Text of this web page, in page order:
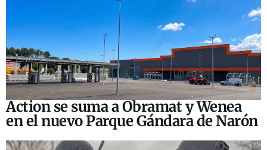
Action se suma a Obramat y Wenea
en el nuevo Parque Gándara de Narón